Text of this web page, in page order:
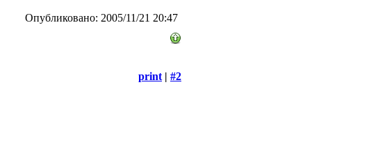
Опубликовано: 2005/11/21 20:47
print | #2